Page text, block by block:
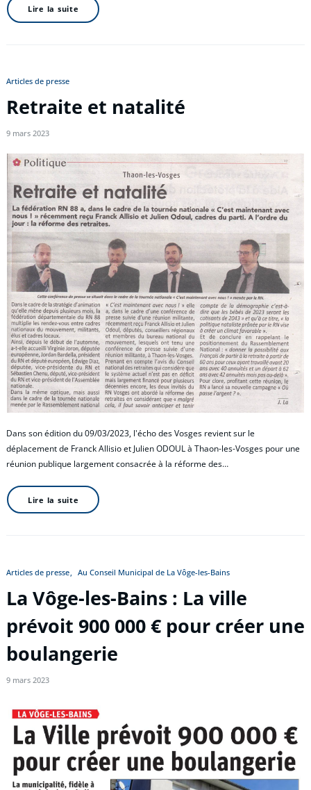
Lire la suite
Articles de presse
Retraite et natalité
9 mars 2023
Dans son édition du 09/03/2023, l'écho des Vosges revient sur le
déplacement de Franck Allisio et Julien ODOUL à Thaon-les-Vosges pour une
réunion publique largement consacrée à la réforme des…
Lire la suite
Articles de presse Au Conseil Municipal de La Vôge-les-Bains
La Vôge-les-Bains : La ville
prévoit 900 000 € pour créer une
boulangerie
9 mars 2023